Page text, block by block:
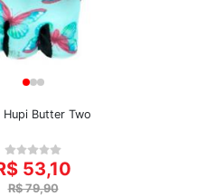
Hupi Butter Two
53,10
R$ 79,90